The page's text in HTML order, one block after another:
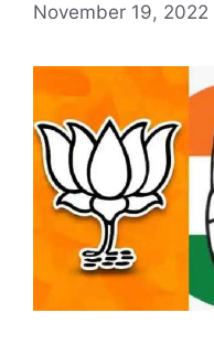
November 19, 2022